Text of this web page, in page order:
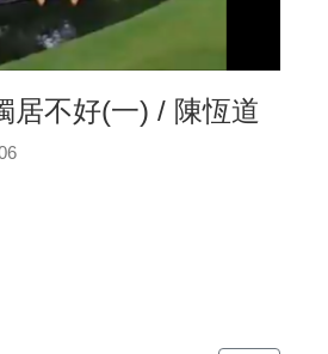
居不好(一) / 陳恆道